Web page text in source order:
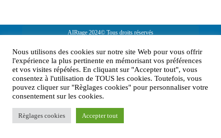
AIRtage 2024© Tous droits réservés
Mentions légales
Contactez-nous !
Nous utilisons des cookies sur notre site Web pour vous offrir
l'expérience la plus pertinente en mémorisant vos préférences
et vos visites répétées. En cliquant sur "Accepter tout", vous
consentez à l'utilisation de TOUS les cookies. Toutefois, vous
pouvez cliquer sur "Règlages cookies" pour personnaliser votre
consentement sur les cookies.
Règlages cookies Accepter tout